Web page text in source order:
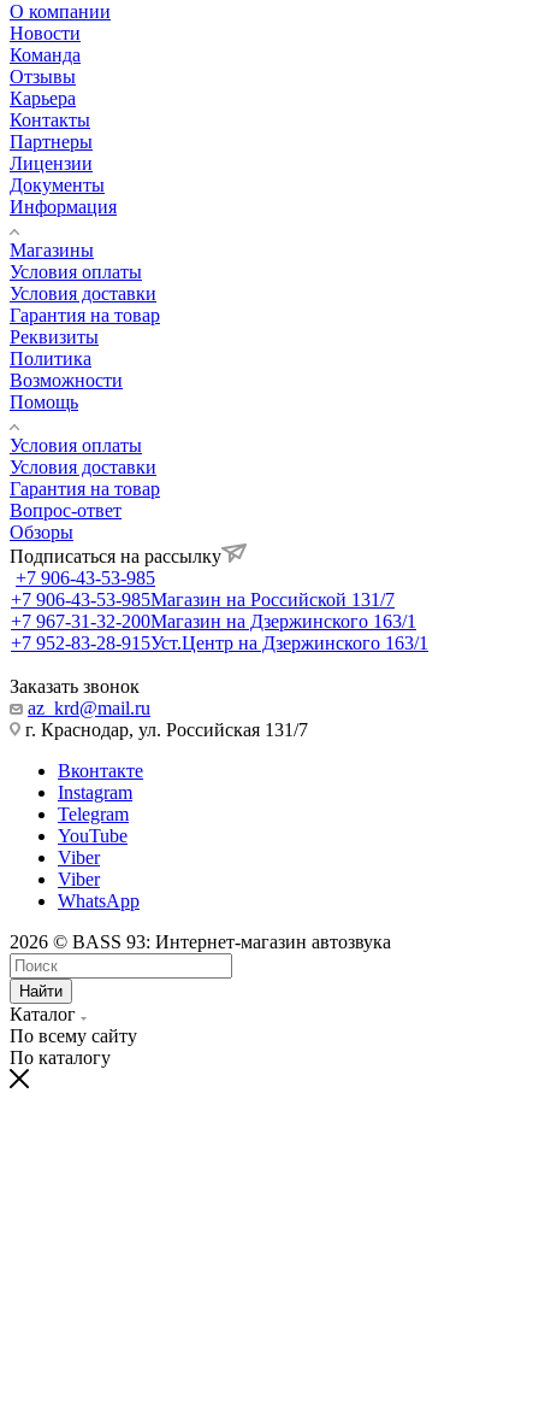
О компании
Новости
Команда
Отзывы
Карьера
Контакты
Партнеры
Лицензии
Документы
Информация
Магазины
Условия оплаты
Условия доставки
Гарантия на товар
Реквизиты
Политика
Возможности
Помощь
Условия оплаты
Условия доставки
Гарантия на товар
Вопрос-ответ
Обзоры
Подписаться на рассылку
+7 906-43-53-985
+7 906-43-53-985Магазин на Российской 131/7
+7 967-31-32-200Магазин на Дзержинского 163/1
+7 952-83-28-915Уст.Центр на Дзержинского 163/1
Заказать звонок
az_krd@mail.ru
г. Краснодар, ул. Российская 131/7
Вконтакте
Instagram
Telegram
YouTube
Viber
Viber
WhatsApp
2026 © BASS 93: Интернет-магазин автозвука
Найти
Каталог
По всему сайту
По каталогу